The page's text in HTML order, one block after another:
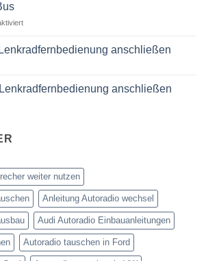
was
benötigt
für
Fusion
Can
anschließen
anschließen
weiter nutzen
Anleitung Autoradio wechsel
Audi Autoradio Einbauanleitungen
Autoradio tauschen in Ford